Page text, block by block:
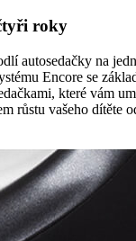
roky
autosedačky na
Encore se
které vám
růstu vašeho dítěte